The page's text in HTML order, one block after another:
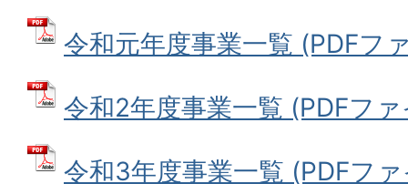
令和元年度事業一覧 (PDFフ
令和2年度事業一覧 (PDFフ
令和3年度事業一覧 (PDFフ